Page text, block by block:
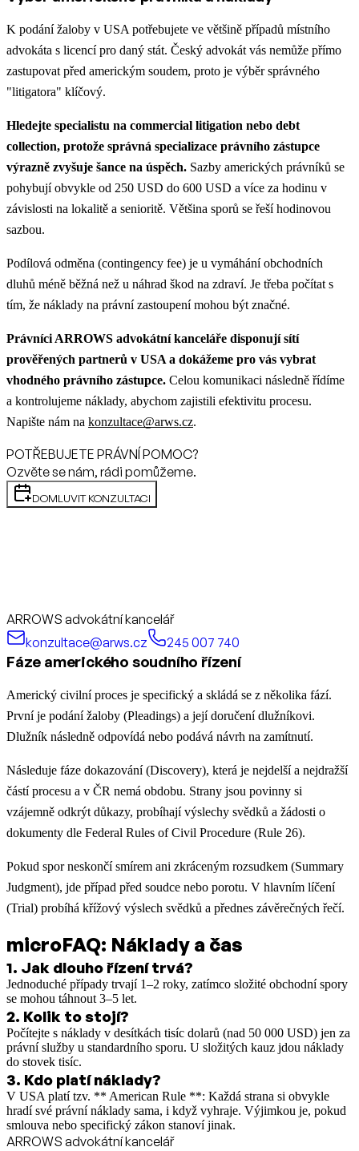
K podání žaloby v USA potřebujete ve většině případů místního
advokáta s licencí pro daný stát. Český advokát vás nemůže přímo
zastupovat před americkým soudem, proto je výběr správného
"litigatora" klíčový.
Hledejte specialistu na commercial litigation nebo debt
collection, protože správná specializace právního zástupce
výrazně zvyšuje šance na úspěch. Sazby amerických právníků se
pohybují obvykle od 250 USD do 600 USD a více za hodinu v
závislosti na lokalitě a senioritě. Většina sporů se řeší hodinovou
sazbou.
Podílová odměna (contingency fee) je u vymáhání obchodních
dluhů méně běžná než u náhrad škod na zdraví. Je třeba počítat s
tím, že náklady na právní zastoupení mohou být značné.
Právníci ARROWS advokátní kanceláře disponují sítí
prověřených partnerů v USA a dokážeme pro vás vybrat
vhodného právního zástupce. Celou komunikaci následně řídíme
a kontrolujeme náklady, abychom zajistili efektivitu procesu.
Napište nám na konzultace@arws.cz.
POTŘEBUJETE PRÁVNÍ POMOC?
Ozvěte se nám, rádi pomůžeme.
DOMLUVIT KONZULTACI
ARROWS advokátní kancelář
konzultace@arws.cz
245 007 740
Fáze amerického soudního řízení
Americký civilní proces je specifický a skládá se z několika fází.
První je podání žaloby (Pleadings) a její doručení dlužníkovi.
Dlužník následně odpovídá nebo podává návrh na zamítnutí.
Následuje fáze dokazování (Discovery), která je nejdelší a nejdražší
částí procesu a v ČR nemá obdobu. Strany jsou povinny si
vzájemně odkrýt důkazy, probíhají výslechy svědků a žádosti o
dokumenty dle Federal Rules of Civil Procedure (Rule 26).
Pokud spor neskončí smírem ani zkráceným rozsudkem (Summary
Judgment), jde případ před soudce nebo porotu. V hlavním líčení
(Trial) probíhá křížový výslech svědků a přednes závěrečných řečí.
microFAQ: Náklady a čas
1. Jak dlouho řízení trvá?
Jednoduché případy trvají 1–2 roky, zatímco složité obchodní spory
se mohou táhnout 3–5 let.
2. Kolik to stojí?
Počítejte s náklady v desítkách tisíc dolarů (nad 50 000 USD) jen za
právní služby u standardního sporu. U složitých kauz jdou náklady
do stovek tisíc.
3. Kdo platí náklady?
V USA platí tzv. ** American Rule **: Každá strana si obvykle
hradí své právní náklady sama, i když vyhraje. Výjimkou je, pokud
smlouva nebo specifický zákon stanoví jinak.
ARROWS advokátní kancelář